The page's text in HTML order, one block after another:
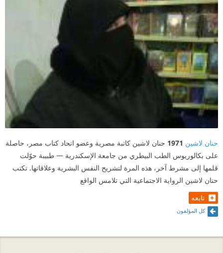
حنان لاشين 1971 حنان لاشين كاتبة مصرية وعضو اتحاد كتاب مصر، حاصلة
على بكالوريوس الطب البيطري من جامعة الإسكندرية — طبيبة حوّلت
قلمها إلى مشرط آخر، هذه المرة لتشريح النفس البشرية وعلاقاتها. تكتب
حنان لاشين الرواية الاجتماعية التي تلامس الواقع
تابعه
كل المؤلفون